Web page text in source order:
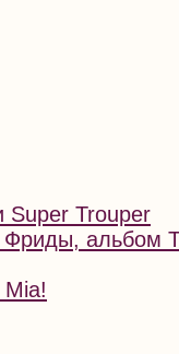
Super Trouper
альбом